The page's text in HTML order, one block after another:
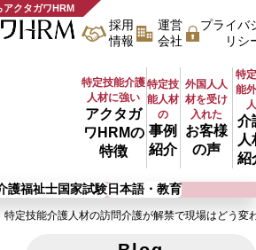
アクタガワHRM
採用
情報
運営
会社
プライバ
リシ
特定技能介護
人材に強い
アクタガ
ワHRMの
特徴
特定技
能人材
の
事例
紹介
外国人人
材を受け
入れた
お客様
の声
特
能
人
介
人
紹
護福祉士国家試験日本語・教育
特定技能介護人材の訪問介護が解禁で現場はどう変